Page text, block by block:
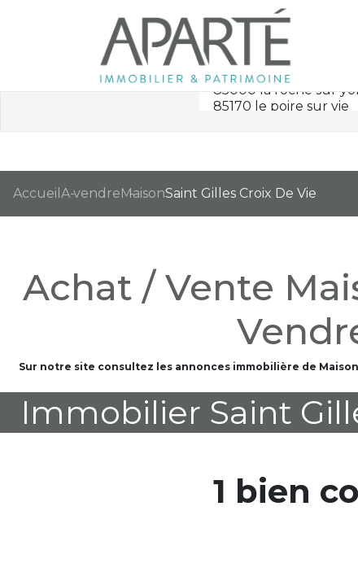
Accueil A vendreMaisonSaint Gilles Croix De Vie
Achat / Vente
Sur notre site consultez les annonces immobilière de
Immobilier Saint
1 bien